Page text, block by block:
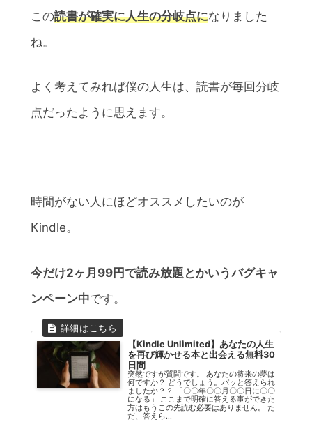
この読書が確実に人生の分岐点になりました
ね。
よく考えてみれば僕の人生は、読書が毎回分岐
点だったように思えます。
時間がない人にほどオススメしたいのが
Kindle。
今だけ2ヶ月99円で読み放題とかいうバグキャ
ンペーン中です。
【Kindle Unlimited】あなたの人生
を再び輝かせる本と出会える無料30
日間
突然ですが質問です。 あなたの将来の夢は
何ですか？ どうでしょう。パッと答えられ
ましたか？？ 「〇〇年〇〇月〇〇日に〇〇
になる」 ここまで明確に答える事ができた
方はもうこの先読む必要はありません。 た
だ、答えら...